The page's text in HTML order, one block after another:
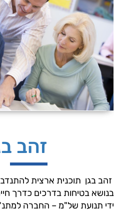
זהב
 זהב בגן  תוכנית ארצית
בנושא בטיחות בדרכים כדרך
ידי תנועת של"מ – החברה